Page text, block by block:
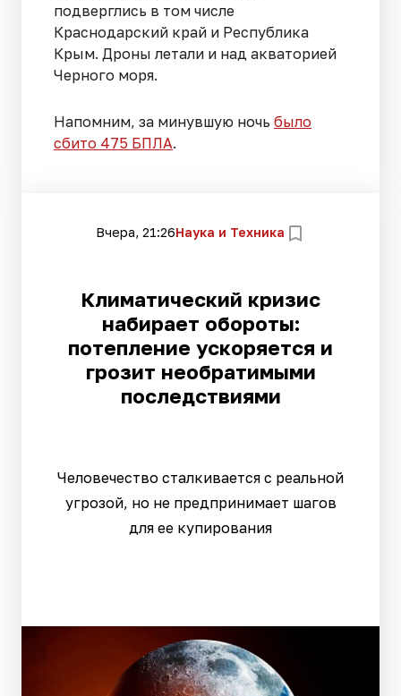
подверглись в том числе
Краснодарский край и Республика
Крым. Дроны летали и над акваторией
Черного моря.
Напомним, за минувшую ночь было
сбито 475 БПЛА.
Вчера, 21:26Наука и Техника
Климатический кризис
набирает обороты:
потепление ускоряется и
грозит необратимыми
последствиями
Человечество сталкивается с реальной
угрозой, но не предпринимает шагов
для ее купирования